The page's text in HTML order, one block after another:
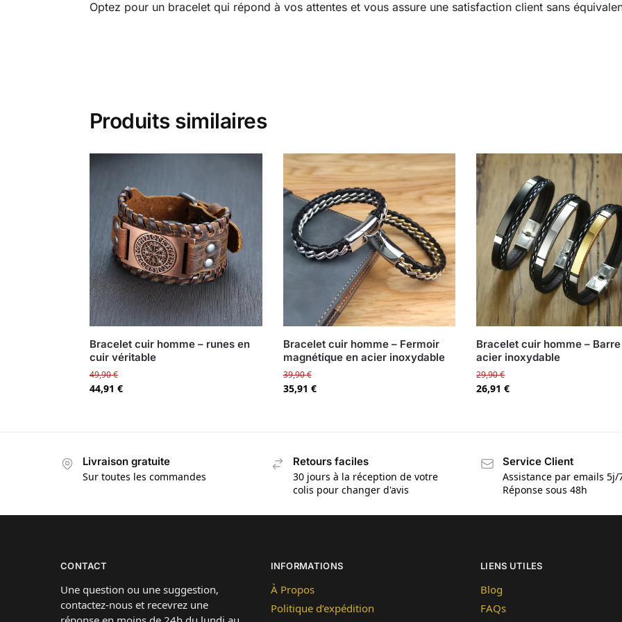
Optez pour un bracelet qui répond à vos attentes et vous assure une satisfaction client sans
Produits similaires
Bracelet cuir homme – runes en
cuir véritable
49,90€
44,91 €
Bracelet cuir homme – Fermoir
magnétique en acier inoxydable
39,90€
35,91 €
Bracelet cuir homme –
acier inoxydable
29,90€
26,91€
Livraison gratuite
Sur toutes les commandes
Retours faciles
30 jours à la réception de votre
colis pour changer d'avis
Service Client
Assistance par emails 5j/
Réponse sous 48h
CONTACT
Une question ou une suggestion,
contactez-nous et recevrez une
INFORMATIONS
À Propos
Politique d’expédition
LIENS UTILES
Blog
FAQs